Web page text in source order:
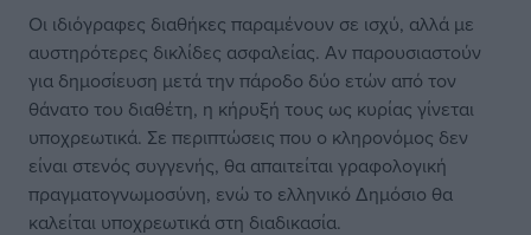
Οι ιδιόγραφες διαθήκες παραμένουν σε ισχύ, αλλά με
αυστηρότερες δικλίδες ασφαλείας. Αν παρουσιαστούν
για δημοσίευση μετά την πάροδο δύο ετών από τον
θάνατο του διαθέτη, η κήρυξή τους ως κυρίας γίνεται
υποχρεωτικά. Σε περιπτώσεις που ο κληρονόμος δεν
είναι στενός συγγενής, θα απαιτείται γραφολογική
πραγματογνωμοσύνη, ενώ το ελληνικό Δημόσιο θα
καλείται υποχρεωτικά στη διαδικασία.